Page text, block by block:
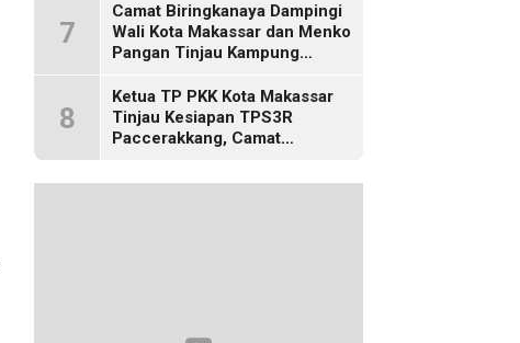
7
Camat Biringkanaya Dampingi
Wali Kota Makassar dan Menko
Pangan Tinjau Kampung
8
Ketua TP PKK Kota Makassar
Tinjau Kesiapan TPS3R
Paccerakkang, Camat